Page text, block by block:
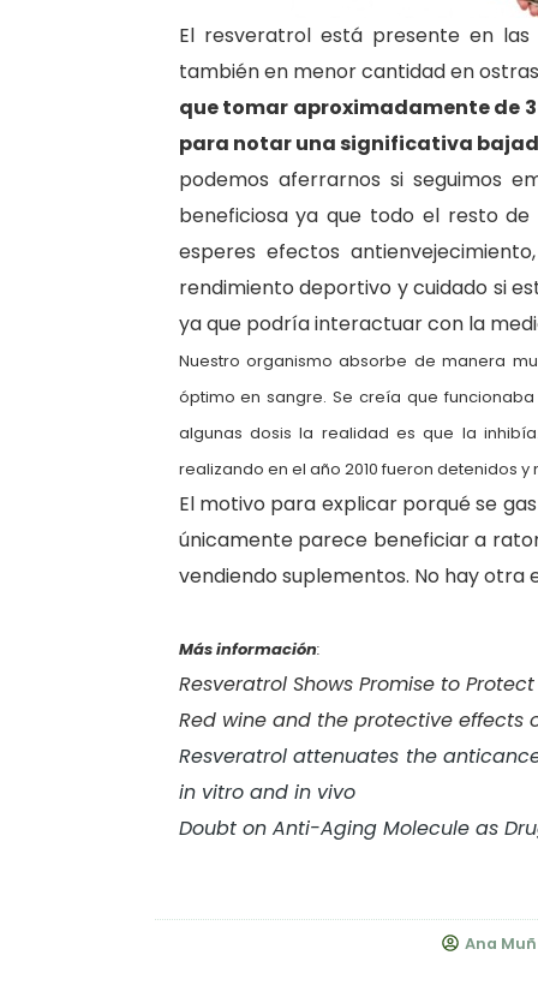
El resveratrol está presente en
también en menor cantidad en
que tomar aproximadamente de
para notar una significativa
podemos aferrarnos si seguimos
beneficiosa ya que todo el resto
esperes efectos
rendimiento deportivo y cuidado si
ya que podría interactuar con la
Nuestro organismo absorbe de manera
óptimo en sangre. Se creía que
algunas dosis la realidad es que la
realizando en el año 2010 fueron detenidos
El motivo para explicar porqué se
únicamente parece beneficiar a
vendiendo suplementos. No hay otra
Más información:
Resveratrol Shows Promise to
Red wine and the protective effects
Resveratrol attenuates the
in vitro and in vivo
Doubt on Anti-Aging Molecule as
Ana